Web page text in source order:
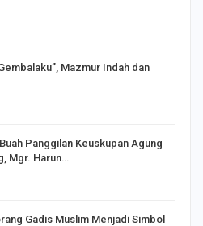
Mazmur Indah dan
Panggilan Keuskupan Agung
Mgr. Harun…
Gadis Muslim Menjadi Simbol